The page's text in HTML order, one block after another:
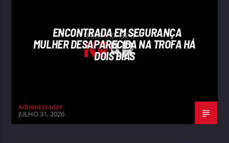
ENCONTRADA EM SEGURANÇA
MULHER DESAPARECIDA NA TROFA HÁ
DOIS DIAS
Administrador
JULHO 31, 2026